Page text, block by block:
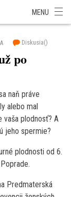
MENU
Diskusia()
po
naň práve
alebo mal
plodnosť? A
jeho spermie?
plodnosti od 6.
Predmaterská